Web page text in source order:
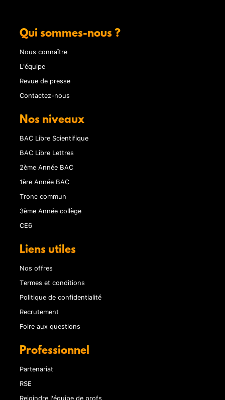
Qui sommes-nous ?
Nous connaître
L'équipe
Revue de presse
Contactez-nous
Nos niveaux
BAC Libre Scientifique
BAC Libre Lettres
2ème Année BAC
1ère Année BAC
Tronc commun
3ème Année collège
CE6
Liens utiles
Nos offres
Termes et conditions
Politique de confidentialité
Recrutement
Foire aux questions
Professionnel
Partenariat
RSE